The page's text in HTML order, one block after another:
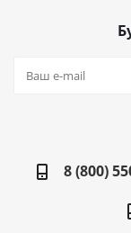
8 (800)